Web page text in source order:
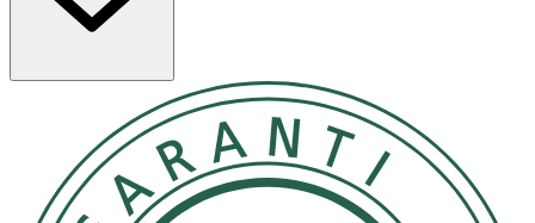
välbekant som mammas hud.
mörkret. Kommer i en praktisk box för förvaring och
sterilisering som gör det enkelt att sterilisera nappen i
mikron. Förpackningen innehåller 1 napp för åldern 6–16
månader. Färg: Blå.
Användning